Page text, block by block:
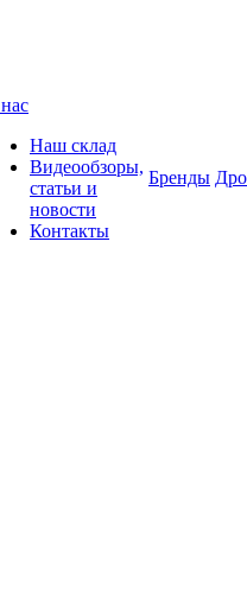
Наш склад
Видеообзоры,
статьи и
новости
Контакты
Бренды